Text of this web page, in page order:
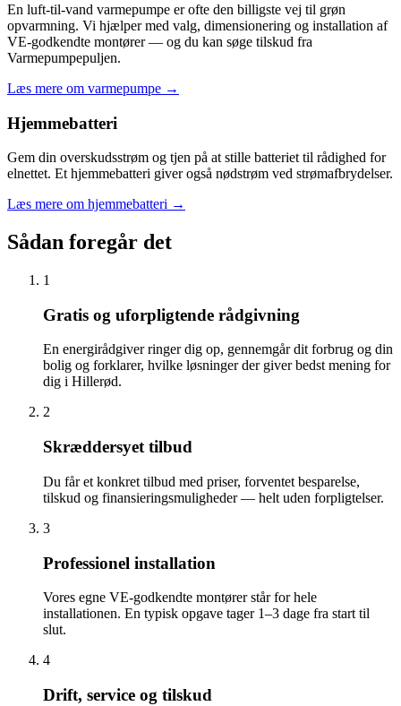
En luft-til-vand varmepumpe er ofte den billigste vej til grøn
opvarmning. Vi hjælper med valg, dimensionering og installation af
VE-godkendte montører — og du kan søge tilskud fra
Varmepumpepuljen.
Læs mere om varmepumpe →
Hjemmebatteri
Gem din overskudsstrøm og tjen på at stille batteriet til rådighed for
elnettet. Et hjemmebatteri giver også nødstrøm ved strømafbrydelser.
Læs mere om hjemmebatteri →
Sådan foregår det
1
Gratis og uforpligtende rådgivning
En energirådgiver ringer dig op, gennemgår dit forbrug og din
bolig og forklarer, hvilke løsninger der giver bedst mening for
dig i Hillerød.
2
Skræddersyet tilbud
Du får et konkret tilbud med priser, forventet besparelse,
tilskud og finansieringsmuligheder — helt uden forpligtelser.
3
Professionel installation
Vores egne VE-godkendte montører står for hele
installationen. En typisk opgave tager 1–3 dage fra start til
slut.
4
Drift, service og tilskud